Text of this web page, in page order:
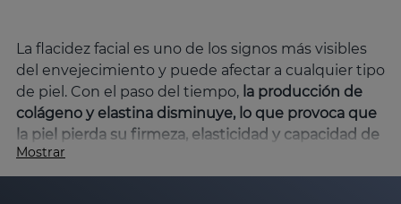
La flacidez facial es uno de los signos más visibles
del envejecimiento y puede afectar a cualquier tipo
de piel. Con el paso del tiempo, la producción de
colágeno y elastina disminuye, lo que provoca que
la piel pierda su firmeza, elasticidad y capacidad de
regeneración.
amplia gama de productos específicos que ayudan
Mostrar